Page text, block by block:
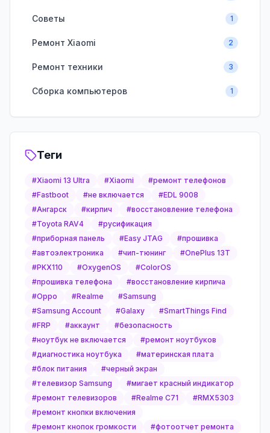
Советы 1
Ремонт Xiaomi 2
Ремонт техники 3
Сборка компьютеров 1
Теги
#Xiaomi 13 Ultra #Xiaomi #ремонт телефонов
#Fastboot #не включается #EDL 9008
#Ангарск #кирпич #восстановление телефона
#Toyota RAV4 #русификация
#приборная панель #Easy JTAG #прошивка
#автоэлектроника #чип-тюнинг #OnePlus 13T
#PKX110 #OxygenOS #ColorOS
#прошивка телефона #восстановление кирпича
#Oppo #Realme #Samsung
#Samsung Account #Galaxy #SmartThings Find
#FRP #аккаунт #безопасность
#ноутбук не включается #ремонт ноутбуков
#диагностика ноутбука #материнская плата
#блок питания #черный экран
#телевизор Samsung #мигает красный индикатор
#ремонт телевизоров #Realme C71 #RMX5303
#ремонт кнопки включения
#ремонт кнопок громкости #фотоотчет ремонта